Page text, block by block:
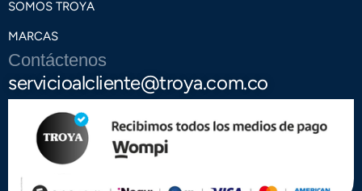
SOMOS TROYA
MARCAS
Contáctenos
servicioalcliente@troya.com.co